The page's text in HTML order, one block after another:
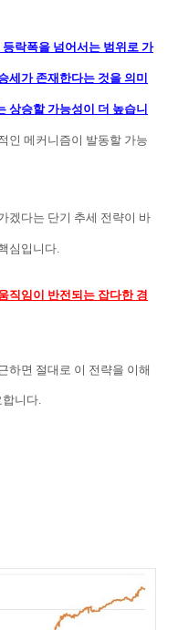
락폭을 넘어서는 범위로 가
세가 존재한다는 것을 의미
상승할 가능성이 더 높습니
인 메커니즘이 발동할 가능
겠다는 단기 추세 전략이 바
심입니다.
직임이 반전되는 잡다한 경
하면 절대로 이 전략을 이해
합니다.